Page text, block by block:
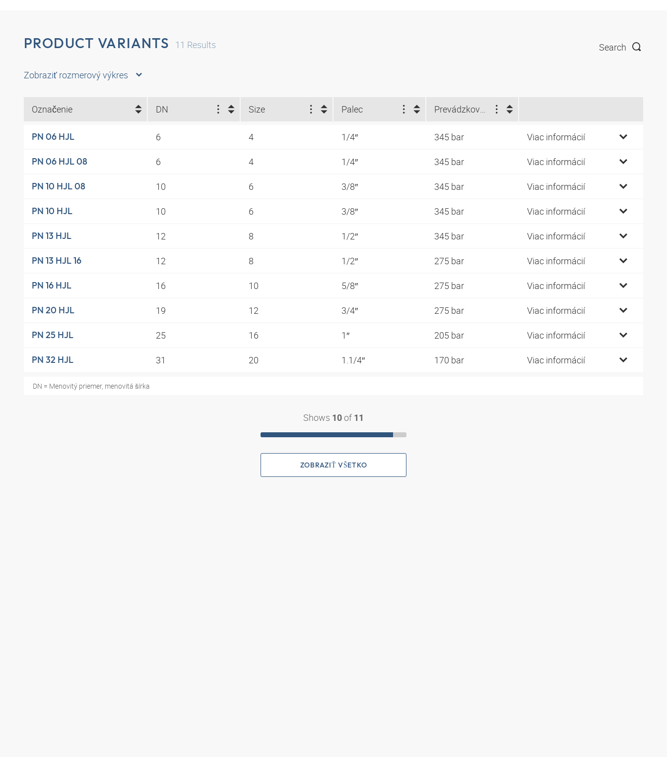
PRODUCT VARIANTS 11 Results Search
Zobraziť rozmerový výkres
Označenie DN Size Palec Prevádzkový tlak (bar)
PN 06 HJL 6 4 1/4″ 345 bar Viac informácií
PN 06 HJL 08 6 4 1/4″ 345 bar Viac informácií
PN 10 HJL 08 10 6 3/8″ 345 bar Viac informácií
PN 10 HJL 10 6 3/8″ 345 bar Viac informácií
PN 13 HJL 12 8 1/2″ 345 bar Viac informácií
PN 13 HJL 16 12 8 1/2″ 275 bar Viac informácií
PN 16 HJL 16 10 5/8″ 275 bar Viac informácií
PN 20 HJL 19 12 3/4″ 275 bar Viac informácií
PN 25 HJL 25 16 1″ 205 bar Viac informácií
PN 32 HJL 31 20 1.1/4″ 170 bar Viac informácií
DN = Menovitý priemer, menovitá šírka
Shows 10 of 11
ZOBRAZIŤ VŠETKO